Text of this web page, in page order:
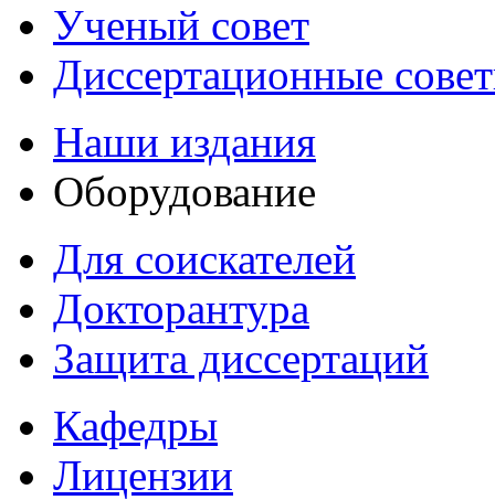
Ученый совет
Диссертационные
Наши издания
Оборудование
Для соискателей
Докторантура
Защита диссертаций
Кафедры
Лицензии